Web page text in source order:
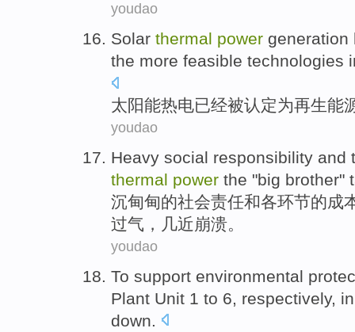
youdao
Solar thermal power generation
the more feasible technologies
太阳能热电已经被认定为再生能
youdao
Heavy social responsibility and
thermal power the "big brother"
沉甸甸的社会责任和各环节的成
过气，几近崩溃。
youdao
To support environmental
Plant Unit 1 to 6 , respectively, in
down